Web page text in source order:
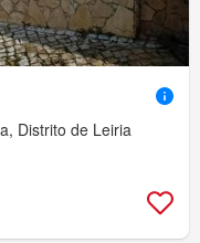
Distrito de Leiria